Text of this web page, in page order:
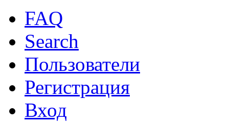
FAQ
Search
Пользователи
Регистрация
Вход